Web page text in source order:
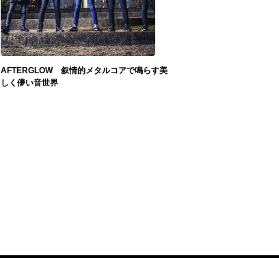
AFTERGLOW 叙情的メタルコアで鳴らす美
しく儚い音世界